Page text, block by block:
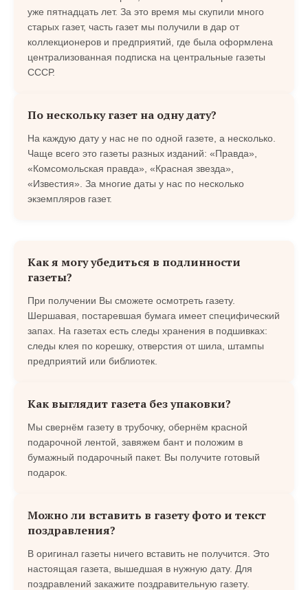
уже пятнадцать лет. За это время мы скупили много
старых газет, часть газет мы получили в дар от
коллекционеров и предприятий, где была оформлена
централизованная подписка на центральные газеты
СССР.
По нескольку газет на одну дату?
На каждую дату у нас не по одной газете, а несколько.
Чаще всего это газеты разных изданий: «Правда»,
«Комсомольская правда», «Красная звезда»,
«Известия». За многие даты у нас по несколько
экземпляров газет.
Как я могу убедиться в подлинности
газеты?
При получении Вы сможете осмотреть газету.
Шершавая, постаревшая бумага имеет специфический
запах. На газетах есть следы хранения в подшивках:
следы клея по корешку, отверстия от шила, штампы
предприятий или библиотек.
Как выглядит газета без упаковки?
Мы свернём газету в трубочку, обернём красной
подарочной лентой, завяжем бант и положим в
бумажный подарочный пакет. Вы получите готовый
подарок.
Можно ли вставить в газету фото и текст
поздравления?
В оригинал газеты ничего вставить не получится. Это
настоящая газета, вышедшая в нужную дату. Для
поздравлений закажите поздравительную газету.